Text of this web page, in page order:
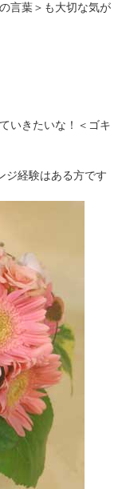
言葉＞も大切な気が
いきたいな！＜ゴキ
ジ経験はある方です